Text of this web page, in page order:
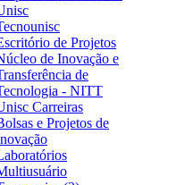
de Projetos
de Inovação e
de
- NITT
Carreiras
e Projetos de